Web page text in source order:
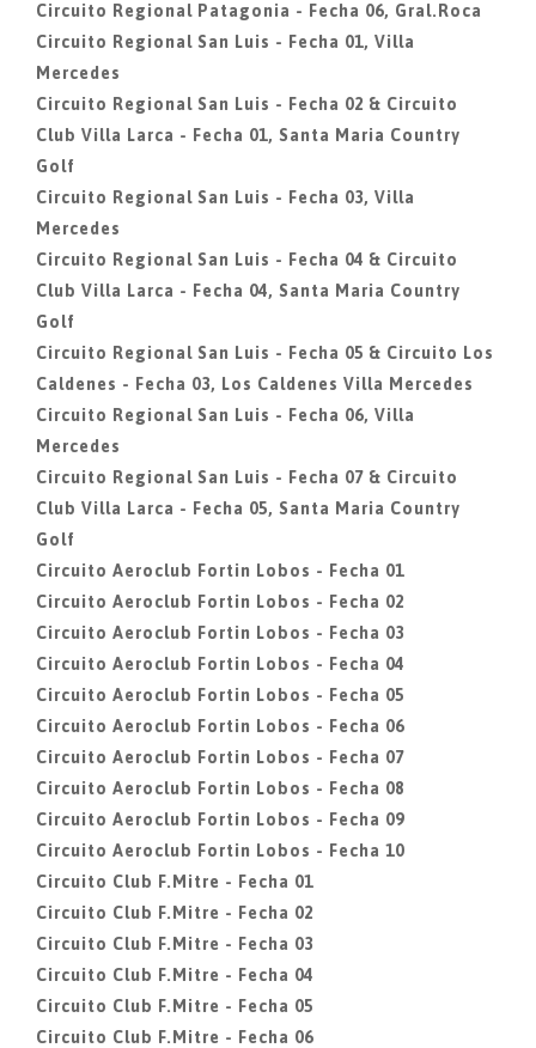
Circuito Regional Patagonia - Fecha 06, Gral.Roca
Circuito Regional San Luis - Fecha 01, Villa
Mercedes
Circuito Regional San Luis - Fecha 02 & Circuito
Club Villa Larca - Fecha 01, Santa Maria Country
Golf
Circuito Regional San Luis - Fecha 03, Villa
Mercedes
Circuito Regional San Luis - Fecha 04 & Circuito
Club Villa Larca - Fecha 04, Santa Maria Country
Golf
Circuito Regional San Luis - Fecha 05 & Circuito Los
Caldenes - Fecha 03, Los Caldenes Villa Mercedes
Circuito Regional San Luis - Fecha 06, Villa
Mercedes
Circuito Regional San Luis - Fecha 07 & Circuito
Club Villa Larca - Fecha 05, Santa Maria Country
Golf
Circuito Aeroclub Fortin Lobos - Fecha 01
Circuito Aeroclub Fortin Lobos - Fecha 02
Circuito Aeroclub Fortin Lobos - Fecha 03
Circuito Aeroclub Fortin Lobos - Fecha 04
Circuito Aeroclub Fortin Lobos - Fecha 05
Circuito Aeroclub Fortin Lobos - Fecha 06
Circuito Aeroclub Fortin Lobos - Fecha 07
Circuito Aeroclub Fortin Lobos - Fecha 08
Circuito Aeroclub Fortin Lobos - Fecha 09
Circuito Aeroclub Fortin Lobos - Fecha 10
Circuito Club F.Mitre - Fecha 01
Circuito Club F.Mitre - Fecha 02
Circuito Club F.Mitre - Fecha 03
Circuito Club F.Mitre - Fecha 04
Circuito Club F.Mitre - Fecha 05
Circuito Club F.Mitre - Fecha 06